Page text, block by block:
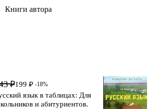
Книги автора
₽199 ₽ -18%
язык в таблицах: Для
и абитуриентов.